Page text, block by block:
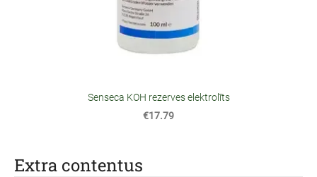
Extra contentus
Senseca KOH rezerves elektrolīts
€17.79